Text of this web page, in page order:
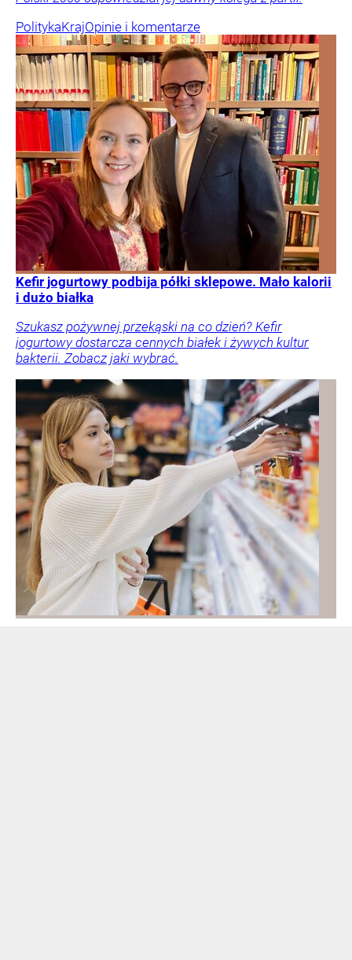
PolitykaKrajOpinie i komentarze
Kefir jogurtowy podbija półki sklepowe. Mało kalorii
i dużo białka
Szukasz pożywnej przekąski na co dzień? Kefir
jogurtowy dostarcza cennych białek i żywych kultur
bakterii. Zobacz jaki wybrać.